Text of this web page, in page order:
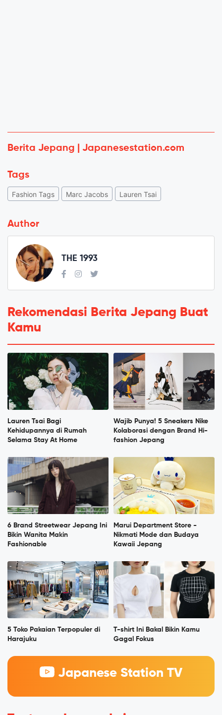
Berita Jepang | Japanesestation.com
Tags
Fashion Tags Marc Jacobs Lauren Tsai
Author
THE 1993
Rekomendasi Berita Jepang Buat
Kamu
Lauren Tsai Bagi
Kehidupannya di Rumah
Selama Stay At Home
Wajib Punya! 5 Sneakers Nike
Kolaborasi dengan Brand Hi-
fashion Jepang
6 Brand Streetwear Jepang Ini
Bikin Wanita Makin
Fashionable
Marui Department Store -
Nikmati Mode dan Budaya
Kawaii Jepang
5 Toko Pakaian Terpopuler di
Harajuku
T-shirt Ini Bakal Bikin Kamu
Gagal Fokus
Japanese Station TV